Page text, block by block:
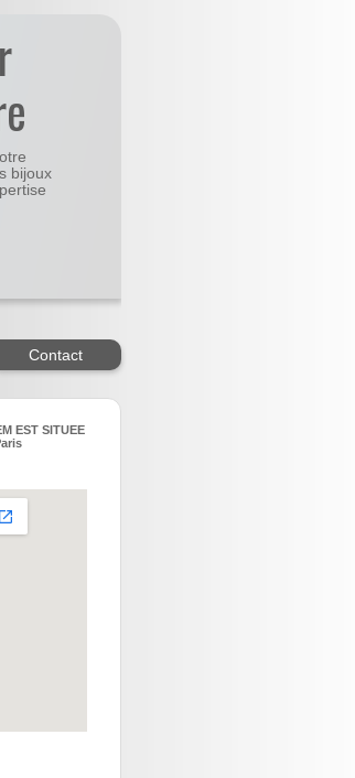
bijoux
Contact
EST SITUEE